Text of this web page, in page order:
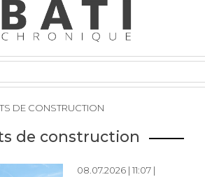
DE CONSTRUCTION
de construction
08.07.2026 | 11:07 |